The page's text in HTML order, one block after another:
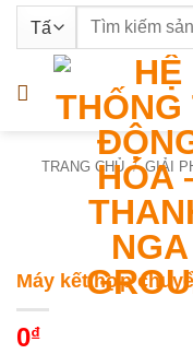
nội
Tìm
TRANG CHỦ / GIẢI
Máy kết hợp
0₫